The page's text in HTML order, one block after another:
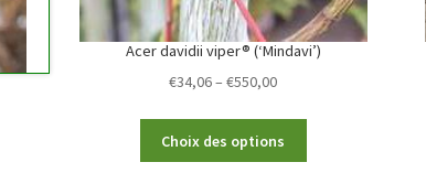
Acer davidii viper® (‘Mindavi’)
€34,06– €550,00Price
through
Choix des options